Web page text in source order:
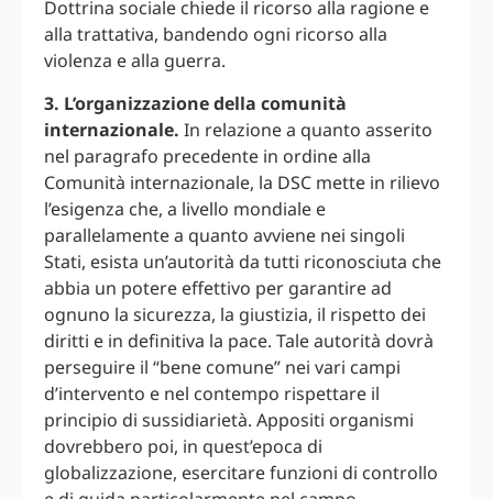
Dottrina sociale chiede il ricorso alla ragione e
alla trattativa, bandendo ogni ricorso alla
violenza e alla guerra.
3. L’organizzazione della comunità
internazionale. In relazione a quanto asserito
nel paragrafo precedente in ordine alla
Comunità internazionale, la DSC mette in rilievo
l’esigenza che, a livello mondiale e
parallelamente a quanto avviene nei singoli
Stati, esista un’autorità da tutti riconosciuta che
abbia un potere effettivo per garantire ad
ognuno la sicurezza, la giustizia, il rispetto dei
diritti e in definitiva la pace. Tale autorità dovrà
perseguire il “bene comune” nei vari campi
d’intervento e nel contempo rispettare il
principio di sussidiarietà. Appositi organismi
dovrebbero poi, in quest’epoca di
globalizzazione, esercitare funzioni di controllo